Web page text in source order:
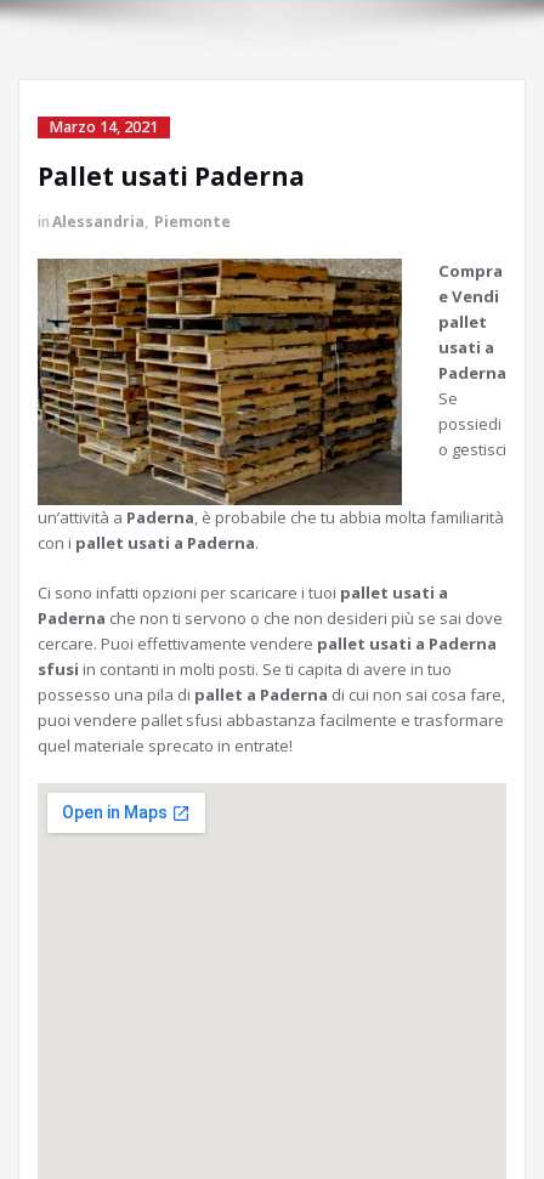
Marzo 14, 2021
Pallet usati Paderna
inAlessandria, Piemonte
Compra
e Vendi
pallet
usati a
Paderna
Se
possiedi
o gestisci
un’attività a Paderna, è probabile che tu abbia molta familiarità
con i pallet usati a Paderna.
Ci sono infatti opzioni per scaricare i tuoi pallet usati a
Paderna che non ti servono o che non desideri più se sai dove
cercare. Puoi effettivamente vendere pallet usati a Paderna
sfusi in contanti in molti posti. Se ti capita di avere in tuo
possesso una pila di pallet a Paderna di cui non sai cosa fare,
puoi vendere pallet sfusi abbastanza facilmente e trasformare
quel materiale sprecato in entrate!